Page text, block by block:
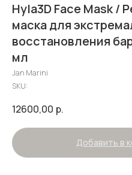
Hyla3D Face Mask /
маска для
восстановления
мл
Jan Marini
SKU:
12600,00 р.
Добавить в